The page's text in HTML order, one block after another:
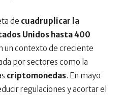
de cuadruplicar la
Unidos hasta 400
un contexto de creciente
por sectores como la
criptomonedas. En mayo
regulaciones y acortar el